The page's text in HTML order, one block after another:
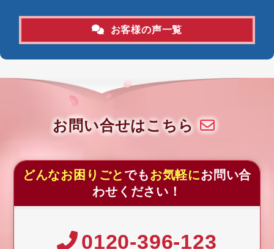
お客様の声一覧
お問い合せはこちら
どんなお困りごと でもお気軽にお問い合
わせください！
0120-396-123